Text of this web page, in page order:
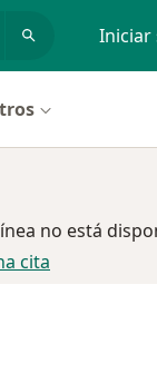
Iniciar
no está
cita